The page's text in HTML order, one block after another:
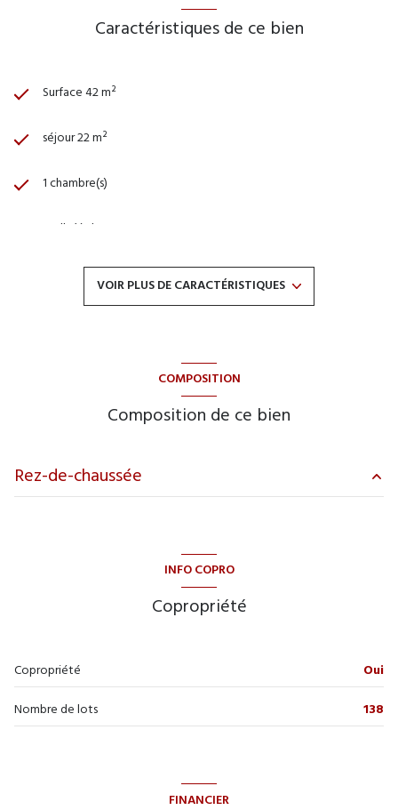
Caractéristiques de ce bien
Surface 42 m²
séjour 22 m²
1 chambre(s)
1 salle(s) d'eau
construit en 2008
Chauffage individuel : radiateur (electrique)
3 étage(s)
VOIR PLUS DE CARACTÉRISTIQUES
COMPOSITION
Composition de ce bien
Rez-de-chaussée
balcon
3.5 m²
INFO COPRO
Copropriété
Copropriété
Oui
Nombre de lots
138
FINANCIER